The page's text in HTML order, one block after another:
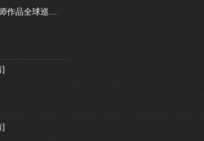
聚焦美丽中国·百名摄影师作品全球巡展深圳站盛大开幕
]
]